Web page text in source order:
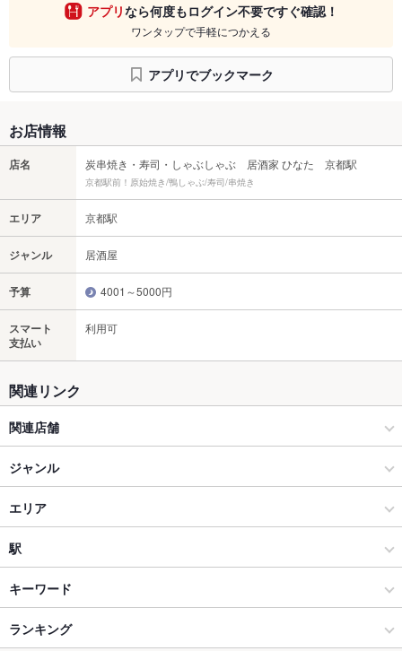
アプリなら何度もログイン不要ですぐ確認！
ワンタップで手軽につかえる
アプリでブックマーク
お店情報
店名 炭串焼き・寿司・しゃぶしゃぶ 居酒家 ひなた 京都駅
京都駅前！原始焼き/鴨しゃぶ/寿司/串焼き
エリア 京都駅
ジャンル 居酒屋
予算 4001～5000円
スマート
支払い
利用可
関連リンク
関連店舗
居酒家くらと 京都駅
おでん・寿司・石窯ピザ 居酒屋 くらす 西大路駅前
居酒家 ともす 西大路駅前店
ジャンル
居酒屋
和風
烏丸五条・京都駅周辺 × 居酒屋
烏丸五条・京都駅周辺 × 和風
エリア
京都駅
京都駅 × 居酒屋
京都駅 × 和風
駅
京都駅
キーワード
手羽先 からあげ 湯豆腐
ランキング